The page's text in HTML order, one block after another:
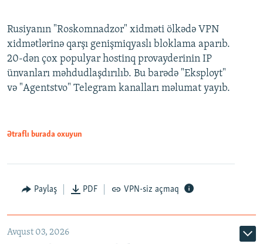
Rusiyanın "Roskomnadzor" xidməti ölkədə VPN
xidmətlərinə qarşı genişmiqyaslı bloklama aparıb.
20-dən çox populyar hostinq provayderinin IP
ünvanları məhdudlaşdırılıb. Bu barədə "Eksployt"
və "Agentstvo" Telegram kanalları məlumat yayıb.
Ətraflı burada oxuyun
Paylaş PDF VPN-siz açmaq
Avqust 03, 2026